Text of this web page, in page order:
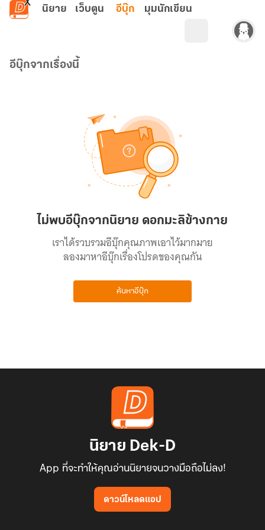
ข้ามไปยังเนื้อหาหลัก
นิยาย เว็บตูน อีบุ๊ก มุมนักเขียน
อีบุ๊กจากเรื่องนี้
ไม่พบอีบุ๊กจากนิยาย ดอกมะลิข้างกาย
เราได้รวบรวมอีบุ๊กคุณภาพเอาไว้มากมาย
ลองมาหาอีบุ๊กเรื่องโปรดของคุณกัน
ค้นหาอีบุ๊ก
นิยาย Dek-D
App ที่จะทำให้คุณอ่านนิยายจนวางมือถือไม่ลง!
ดาวน์โหลดแอป